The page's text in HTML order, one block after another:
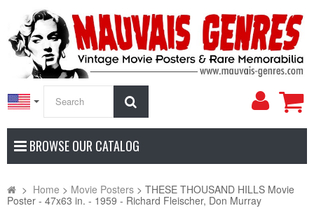
My
BROWSE OUR CATALOG
> Home > Movie Posters > THESE THOUSAND HILLS Movie
Poster - 47x63 in. - 1959 - Richard Fleischer, Don Murray